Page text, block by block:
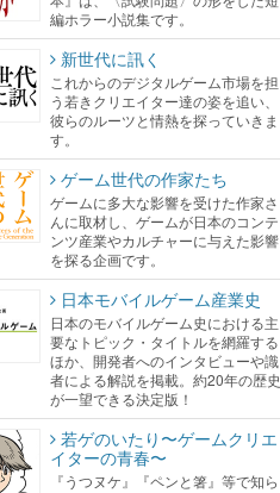
編ホラー小説集です。
新世代に訊く
これからのデジタルゲーム市場を担
う若きクリエイター達の姿を追い、
彼らのルーツと情熱を探っていきま
す。
ゲーム世代の作家たち
ゲームに多大な影響を受けた作家さ
んに取材し、ゲームが日本のコンテ
ンツ産業やカルチャーに与えた影響
を探る企画です。
日本モバイルゲーム産業史
日本のモバイルゲーム史における主
要なトピック・タイトルを網羅する
ほか、開発者へのインタビューや識
者による解説を掲載。約20年の歴史
が一望できる決定版！
若ゲのいたり〜ゲームクリエ
イターの青春〜
『うつヌケ』『ペンと箸』等で知ら